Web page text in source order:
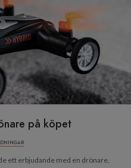
på köpet
ett erbjudande med en drönare,